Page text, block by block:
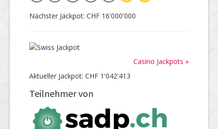
Nächster Jackpot: CHF 16'000'000
Casino Jackpots »
Aktueller Jackpot: CHF 1'042'413
Teilnehmer von